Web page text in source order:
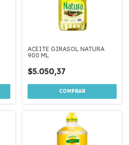
ACEITE GIRASOL NATURA
900 ML
$5.050,37